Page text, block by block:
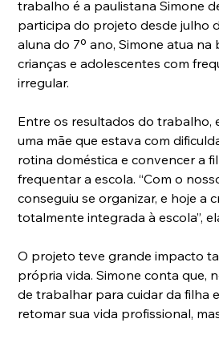
trabalho é a paulistana Simone
participa do projeto desde julho
aluna do 7º ano, Simone atua na
crianças e adolescentes com
irregular.
Entre os resultados do trabalho,
uma mãe que estava com
rotina doméstica e convencer a
frequentar a escola. “Com o
conseguiu se organizar, e hoje a
totalmente integrada à escola”,
O projeto teve grande impacto
própria vida. Simone conta que,
de trabalhar para cuidar da filha
retomar sua vida profissional,